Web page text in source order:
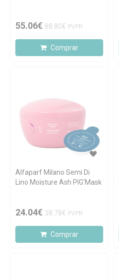
55.06€ 88.80€ PVPR
Comprar
Alfaparf Milano Semi Di
Lino Moisture Ash PIG'Mask
24.04€ 38.78€ PVPR
Comprar